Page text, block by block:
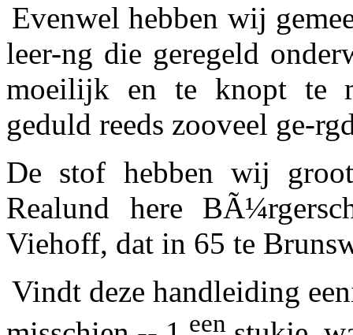
Evenwel hebben wij
leer-ng die geregeld
moeilijk en te knopt te
geduld reeds zooveel ge-
De stof hebben wij
Realund here
Viehoff, dat in 65 te
Vindt deze handleiding
een